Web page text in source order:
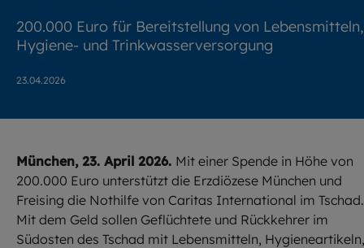
200.000 Euro für Bereitstellung von Lebensmitteln,
Hygiene- und Trinkwasserversorgung
23.04.2026
München, 23. April 2026. Mit einer Spende in Höhe von
200.000 Euro unterstützt die Erzdiözese München und
Freising die Nothilfe von Caritas International im Tschad.
Mit dem Geld sollen Geflüchtete und Rückkehrer im
Südosten des Tschad mit Lebensmitteln, Hygieneartikeln,